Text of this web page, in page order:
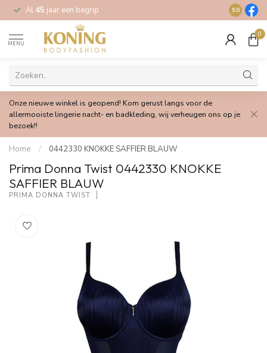
Al 45 jaar een begrip Gratis
9.0
MENU
0
Onze nieuwe winkel is geopend! Kom gerust langs voor de
allermooiste lingerie nacht- en badkleding, wij verheugen ons op je
bezoek!!
Home / 0442330 KNOKKE SAFFIER BLAUW
Prima Donna Twist 0442330 KNOKKE
SAFFIER BLAUW
PRIMA DONNA TWIST